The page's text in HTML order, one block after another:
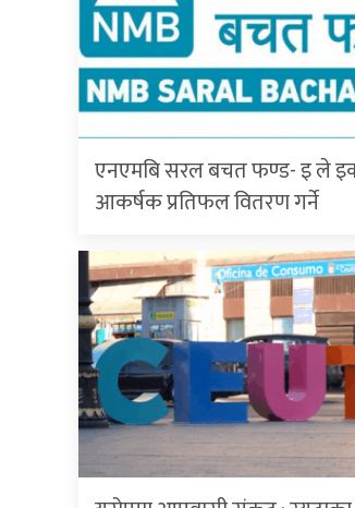
एनएमबि सरल बचत फण्ड- इ ले
आकर्षक प्रतिफल वितरण गर्ने